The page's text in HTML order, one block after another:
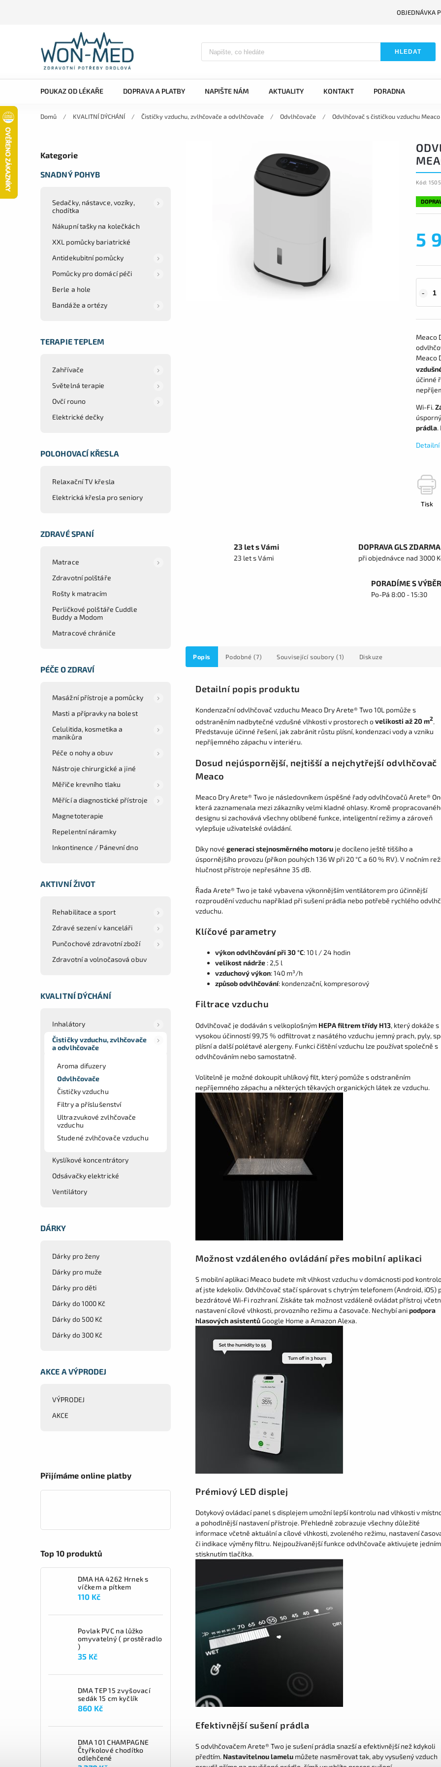
OBJEDNÁVKA
HLEDAT
POUKAZ OD LÉKAŘE DOPRAVA A PLATBY NAPIŠTE NÁM AKTUALITY KONTAKT PORADNA
Domů / KVALITNÍ DÝCHÁNÍ / Čističky vzduchu, zvlhčovače a odvlhčovače / Odvlhčovače / Odvlhčovač s čističkou vzduchu Meaco
Kategorie
SNADNÝ POHYB
Sedačky, nástavce, vozíky,
chodítka
Nákupní tašky na kolečkách
XXL pomůcky bariatrické
Antidekubitní pomůcky
Pomůcky pro domácí péči
Berle a hole
Bandáže a ortézy
TERAPIE TEPLEM
Zahřívače
Světelná terapie
Ovčí rouno
Elektrické dečky
POLOHOVACÍ KŘESLA
Relaxační TV křesla
Elektrická křesla pro seniory
ZDRAVÉ SPANÍ
Matrace
Zdravotní polštáře
Rošty k matracím
Perličkové polštáře Cuddle
Buddy a Modom
Matracové chrániče
PÉČE O ZDRAVÍ
Masážní přístroje a pomůcky
Masti a přípravky na bolest
Celulitida, kosmetika a
manikůra
Péče o nohy a obuv
Nástroje chirurgické a jiné
Měřiče krevního tlaku
Měřící a diagnostické přístroje
Magnetoterapie
Repelentní náramky
Inkontinence / Pánevní dno
AKTIVNÍ ŽIVOT
Rehabilitace a sport
Zdravé sezení v kanceláři
Punčochové zdravotní zboží
Zdravotní a volnočasová obuv
KVALITNÍ DÝCHÁNÍ
Inhalátory
Čističky vzduchu, zvlhčovače
a odvlhčovače
Aroma difuzery
Odvlhčovače
Čističky vzduchu
Filtry a příslušenství
Ultrazvukové zvlhčovače
vzduchu
Studené zvlhčovače vzduchu
Kyslíkové koncentrátory
Odsávačky elektrické
Ventilátory
DÁRKY
Dárky pro ženy
Dárky pro muže
Dárky pro děti
Dárky do 1000 Kč
Dárky do 500 Kč
Dárky do 300 Kč
AKCE A VÝPRODEJ
VÝPRODEJ
AKCE
Přijímáme online platby
Top 10 produktů
DMA HA 4262 Hrnek s
víčkem a pítkem
110 Kč
Povlak PVC na lůžko
omyvatelný ( prostěradlo
)
35 Kč
DMA TEP 15 zvyšovací
sedák 15 cm kyčlík
860 Kč
DMA 101 CHAMPAGNE
Čtyřkolové chodítko
odlehčené
Kód:
5
Meaco
Meaco
účinné
Wi-Fi.
prádla.
Tisk
23 let s Vámi
23 let s Vámi
DOPRAVA GLS ZDARMA
při objednávce nad 3000
PORADÍME S
Po-Pá 8:00 - 15:30
Popis Podobné (7) Související soubory (1) Diskuze
Detailní popis produktu
Kondenzační odvlhčovač vzduchu Meaco Dry Arete® Two 10L pomůže s
odstraněním nadbytečné vzdušné vlhkosti v prostorech ovelikosti až 20 m2.
Představuje účinné řešení, jak zabránit růstu plísní, kondenzaci vody a vzniku
nepříjemného zápachu v interiéru.
Dosud nejúspornější, nejtišší a nejchytřejší odvlhčovač
Meaco
Meaco Dry Arete® Two je následovníkem úspěšné řady odvlhčovačů Arete®
která zaznamenala mezi zákazníky velmi kladné ohlasy. Kromě
designu si zachovává všechny oblíbené funkce, inteligentní režimy a zároveň
vylepšuje uživatelské ovládání.
Díky nové generaci stejnosměrného motoru je docíleno ještě tiššího a
úspornějšího provozu (příkon pouhých 136 W při 20 °C a 60 % RV). V nočním
hlučnost přístroje nepřesáhne 35 dB.
Řada Arete® Two je také vybavena výkonnějším ventilátorem pro účinnější
rozproudění vzduchu například při sušení prádla nebo potřebě rychlého
vzduchu.
Klíčové parametry
výkon odvlhčování při 30 °C: 10 l / 24 hodin
velikost nádrže : 2,5 l
vzduchový výkon: 140 m³/h
způsob odvlhčování: kondenzační, kompresorový
Filtrace vzduchu
Odvlhčovač je dodáván s velkoplošným HEPA filtrem třídy H13, který dokáže s
vysokou účinností 99,75 % odfiltrovat z nasátého vzduchu jemný prach, pyly,
plísní a další polétavé alergeny. Funkci čištění vzduchu lze používat společně s
odvlhčováním nebo samostatně.
Volitelně je možné dokoupit uhlíkový filt, který pomůže s odstraněním
nepříjemného zápachu a některých těkavých organických látek ze vzduchu.
Možnost vzdáleného ovládání přes mobilní aplikaci
S mobilní aplikaci Meaco budete mít vlhkost vzduchu v domácnosti pod
ať jste kdekoliv. Odvlhčovač stačí spárovat s chytrým telefonem (Android, iOS)
bezdrátové Wi-Fi rozhraní. Získáte tak možnost vzdáleně ovládat přístroj
nastavení cílové vlhkosti, provozního režimu a časovače. Nechybí anipodpora
hlasových asistentůGoogle Home a Amazon Alexa.
Prémiový LED displej
Dotykový ovládací panel s displejem umožní lepší kontrolu nad vlhkosti v
a pohodlnější nastavení přístroje. Přehledně zobrazuje všechny důležité
informace včetně aktuální a cílové vlhkosti, zvoleného režimu, nastavení
či indikace výměny filtru. Nejpoužívanější funkce odvlhčovače aktivujete jedním
stisknutím tlačítka.
Efektivnější sušení prádla
S odvlhčovačem Arete® Two je sušení prádla snazší a efektivnější než kdykoli
předtím. Nastavitelnou lamelu můžete nasměrovat tak, aby vysušený vzduch